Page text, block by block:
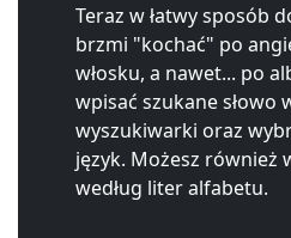
Teraz w łatwy sposób
brzmi "kochać" po
włosku, a nawet... po
wpisać szukane słowo
wyszukiwarki oraz
język. Możesz również
według liter alfabetu.